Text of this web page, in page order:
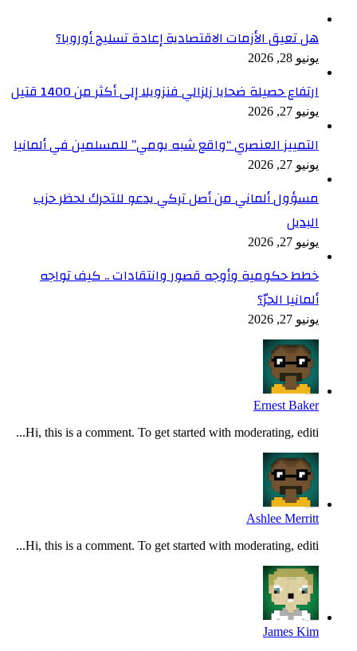
هل تعيق الأزمات الاقتصادية إعادة تسليح أوروبا؟
يونيو 28, 2026
ارتفاع حصيلة ضحايا زلزالي فنزويلا إلى أكثر من 1400 قتيل
يونيو 27, 2026
التمييز العنصري “واقع شبه يومي” للمسلمين في ألمانيا
يونيو 27, 2026
مسؤول ألماني من أصل تركي يدعو للتحرك لحظر حزب
البديل
يونيو 27, 2026
خطط حكومية وأوجه قصور وانتقادات .. كيف تواجه
ألمانيا الحرّ؟
يونيو 27, 2026
Ernest Baker
Hi, this is a comment. To get started with moderating, editi...
Ashlee Merritt
Hi, this is a comment. To get started with moderating, editi...
James Kim